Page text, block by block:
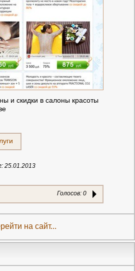
и скидки в салоны красоты
25.01.2013
Голосов: 0
на сайт...